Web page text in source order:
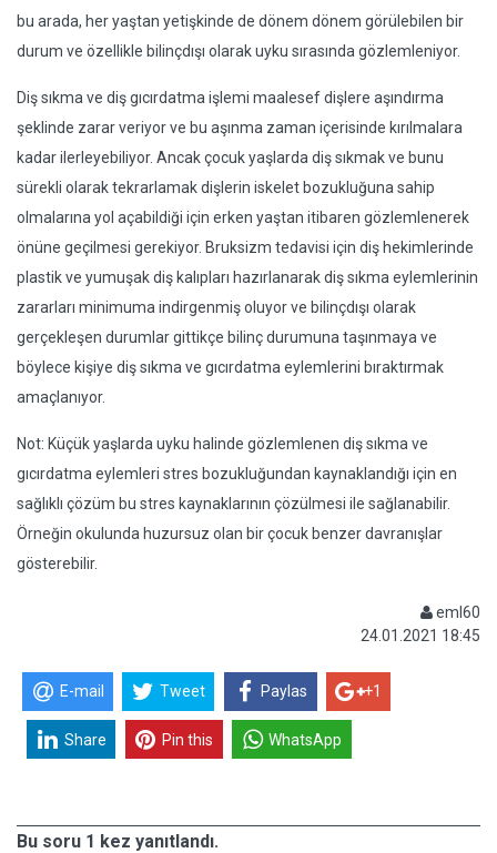
bu arada, her yaştan yetişkinde de dönem dönem görülebilen bir
durum ve özellikle bilinçdışı olarak uyku sırasında gözlemleniyor.
Diş sıkma ve diş gıcırdatma işlemi maalesef dişlere aşındırma
şeklinde zarar veriyor ve bu aşınma zaman içerisinde kırılmalara
kadar ilerleyebiliyor. Ancak çocuk yaşlarda diş sıkmak ve bunu
sürekli olarak tekrarlamak dişlerin iskelet bozukluğuna sahip
olmalarına yol açabildiği için erken yaştan itibaren gözlemlenerek
önüne geçilmesi gerekiyor. Bruksizm tedavisi için diş hekimlerinde
plastik ve yumuşak diş kalıpları hazırlanarak diş sıkma eylemlerinin
zararları minimuma indirgenmiş oluyor ve bilinçdışı olarak
gerçekleşen durumlar gittikçe bilinç durumuna taşınmaya ve
böylece kişiye diş sıkma ve gıcırdatma eylemlerini bıraktırmak
amaçlanıyor.
Not: Küçük yaşlarda uyku halinde gözlemlenen diş sıkma ve
gıcırdatma eylemleri stres bozukluğundan kaynaklandığı için en
sağlıklı çözüm bu stres kaynaklarının çözülmesi ile sağlanabilir.
Örneğin okulunda huzursuz olan bir çocuk benzer davranışlar
gösterebilir.
eml60
24.01.2021 18:45
E-mail Tweet Paylas +1
Share Pin this WhatsApp
Bu soru 1 kez yanıtlandı.